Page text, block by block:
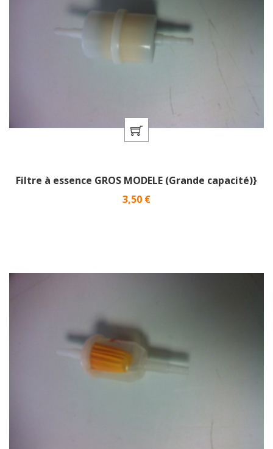
Filtre à essence GROS MODELE (Grande capacité)}
Prix
3,50 €